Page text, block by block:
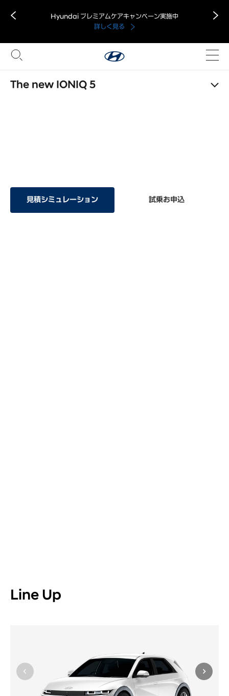
Hyundai プレミアムケアキャンペーン実施中
詳しく見る
最大7日間無料貸出キャンペーン応募受付中！
The new IONIQ 5
見積シミュレーション 試乗お申込
Line Up